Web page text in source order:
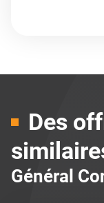
Des
Général